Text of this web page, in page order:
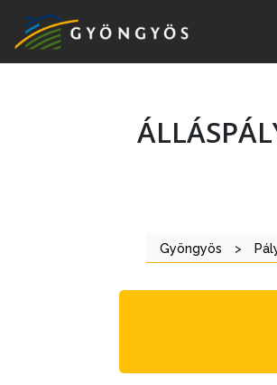
LÁTVÁNYOSSÁGOK
Gyöngyös >